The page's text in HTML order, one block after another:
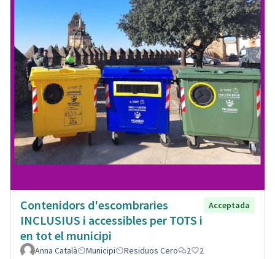
Contenidors d'escombraries
INCLUSIUS i accessibles per TOTS i
en tot el municipi
Acceptada
Anna Català Municipi Residuos Cero 2 2